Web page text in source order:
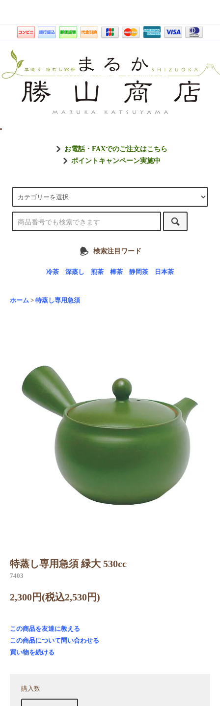
まるか勝山商店【静岡のお
お電話・FAXでのご注文はこちら
ポイントキャンペーン実施中
検索注目ワード
冷茶 深蒸し 煎茶 棒茶 静岡茶 日本茶
ホーム > 特蒸し専用急須
特蒸し専用急須 緑大 530cc
7403
2,300円(税込2,530円)
この商品を友達に教える
この商品について問い合わせる
買い物を続ける
購入数